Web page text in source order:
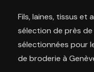
Fils, laines, tissus et
sélection de près
sélectionnées pour
de broderie à